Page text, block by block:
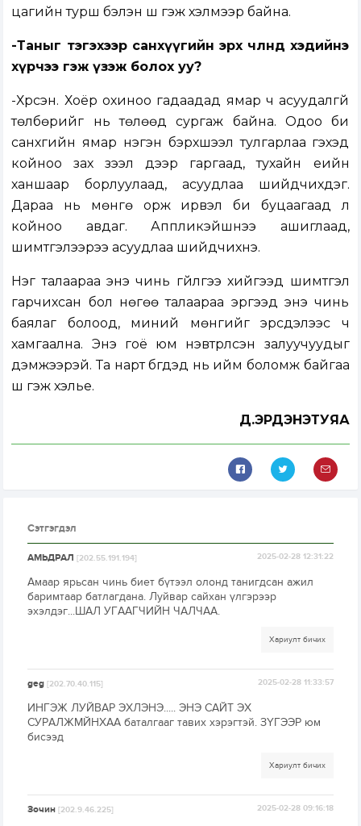
цагийн турш бэлэн шүү гэж хэлмээр байна.
-Таныг тэгэхээр санхүүгийн эрх чөлөөнд хэдийнэ
хүрчээ гэж үзэж болох уу?
-Хүрсэн. Хоёр охиноо гадаадад ямар ч асуудалгүй
төлбөрийг нь төлөөд сургаж байна. Одоо би
санхүүгийн ямар нэгэн бэрхшээл тулгарлаа гэхэд
койноо зах зээл дээр гаргаад, тухайн үеийн
ханшаар борлуулаад, асуудлаа шийдчихдэг.
Дараа нь мөнгө орж ирвэл би буцаагаад л
койноо авдаг. Аппликэйшнээ ашиглаад,
шимтгэлээрээ асуудлаа шийдчихнэ.
Нэг талаараа энэ чинь гүйлгээ хийгээд шимтгэл
гарчихсан бол нөгөө талаараа эргээд энэ чинь
баялаг болоод, миний мөнгийг эрсдэлээс ч
хамгаална. Энэ гоё юм нэвтрүүлсэн залуучуудыг
дэмжээрэй. Та нарт бүгдэд нь ийм боломж байгаа
шүү гэж хэлье.
Д.ЭРДЭНЭТУЯА
Сэтгэгдэл
АМЬДРАЛ[202.55.191.194] 2025-02-28 12:31:22
Амаар ярьсан чинь биет бүтээл олонд танигдсан ажил
баримтаар батлагдана. Луйвар сайхан үлгэрээр
эхэлдэг...ШАЛ УГААГЧИЙН ЧАЛЧАА.
Хариулт бичих
geg[202.70.40.115] 2025-02-28 11:33:57
ИНГЭЖ ЛУЙВАР ЭХЛЭНЭ..... ЭНЭ САЙТ ЭХ
СУРАЛЖМЙНХАА баталгааг тавих хэрэгтэй. ЗҮГЭЭР юм
бисээд
Хариулт бичих
Зочин[202.9.46.225] 2025-02-28 09:16:18